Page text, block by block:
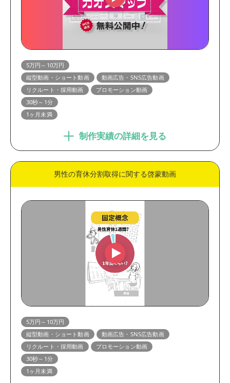
5万円～10万円
縦型動画・ショート動画
動画広告・SNS広告動画
リクルート・採用動画
プロモーション動画
30秒～1分
1ヶ月未満
制作実績の詳細を見る
男性の育休分割取得に関する啓蒙動画
5万円～10万円
縦型動画・ショート動画
動画広告・SNS広告動画
リクルート・採用動画
プロモーション動画
30秒～1分
1ヶ月未満